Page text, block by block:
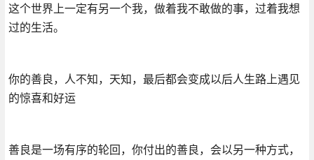
这个世界上一定有另一个我，做着我不敢做的事，过着我想
过的生活。
你的善良，人不知，天知，最后都会变成以后人生路上遇见
的惊喜和好运
善良是一场有序的轮回，你付出的善良，会以另一种方式，